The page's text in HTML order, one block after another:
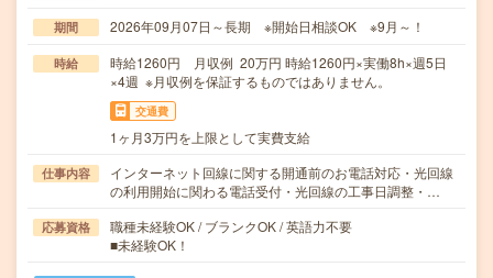
期間 2026年09月07日～長期 ※開始日相談OK ※9月～！
時給
時給1260円 月収例 20万円 時給1260円×実働8h×週5日
×4週 ※月収例を保証するものではありません。
交通費
1ヶ月3万円を上限として実費支給
仕事内容
インターネット回線に関する開通前のお電話対応・光回線
の利用開始に関わる電話受付・光回線の工事日調整・…
応募資格
職種未経験OK / ブランクOK / 英語力不要
■未経験OK！